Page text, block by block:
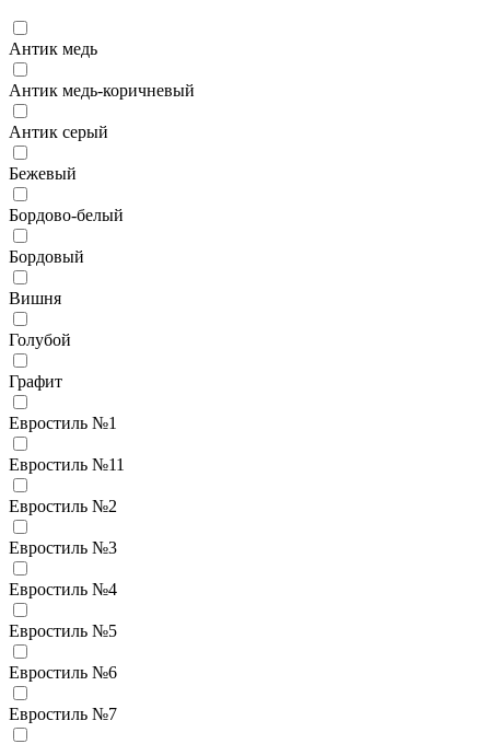
Антик медь
Антик медь-коричневый
Антик серый
Бежевый
Бордово-белый
Бордовый
Вишня
Голубой
Графит
Евростиль №1
Евростиль №11
Евростиль №2
Евростиль №3
Евростиль №4
Евростиль №5
Евростиль №6
Евростиль №7